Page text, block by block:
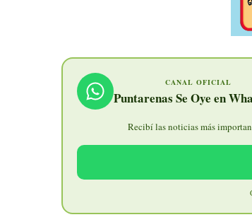
CANAL OFICIAL
Puntarenas Se Oye en
Recibí las noticias más